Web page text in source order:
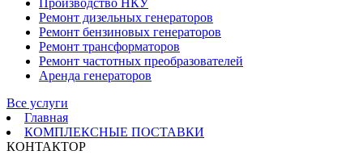
Ремонт дизельных генераторов
Ремонт бензиновых генераторов
Ремонт трансформаторов
Ремонт частотных преобразователей
Аренда генераторов
Все услуги
Главная
КОМПЛЕКСНЫЕ ПОСТАВКИ
КОНТАКТОР